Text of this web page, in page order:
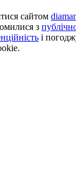
сайтом
з
і